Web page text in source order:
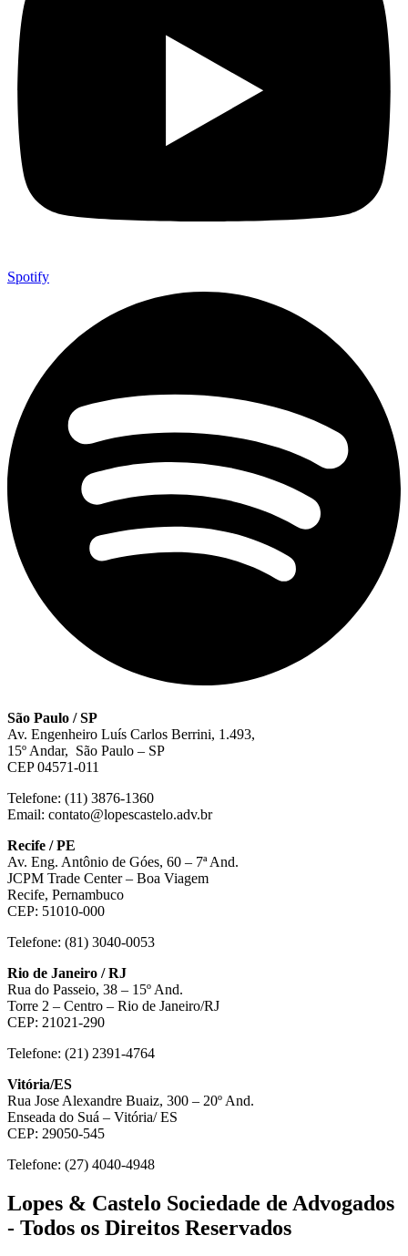
Spotify
São Paulo / SP
Av. Engenheiro Luís Carlos Berrini, 1.493,
15º Andar, São Paulo – SP
CEP 04571-011
Telefone: (11) 3876-1360
Email: contato@lopescastelo.adv.br
Recife / PE
Av. Eng. Antônio de Góes, 60 – 7ª And.
JCPM Trade Center – Boa Viagem
Recife, Pernambuco
CEP: 51010-000
Telefone: (81) 3040-0053
Rio de Janeiro / RJ
Rua do Passeio, 38 – 15º And.
Torre 2 – Centro – Rio de Janeiro/RJ
CEP: 21021-290
Telefone: (21) 2391-4764
Vitória/ES
Rua Jose Alexandre Buaiz, 300 – 20º And.
Enseada do Suá – Vitória/ ES
CEP: 29050-545
Telefone: (27) 4040-4948
Lopes & Castelo Sociedade de Advogados
- Todos os Direitos Reservados